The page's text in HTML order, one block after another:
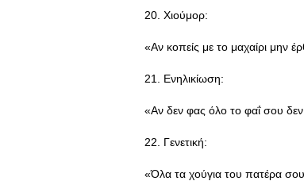
20. Χιούμορ:
«Αν κοπείς με το μαχαίρι μην
21. Ενηλικίωση:
«Αν δεν φας όλο το φαΐ σου
22. Γενετική:
«Όλα τα χούγια του πατέρα